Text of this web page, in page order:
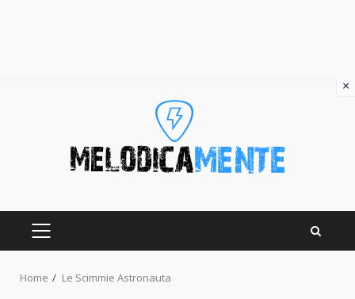
PRIMARY
Home Le Scimmie Astronauta
×